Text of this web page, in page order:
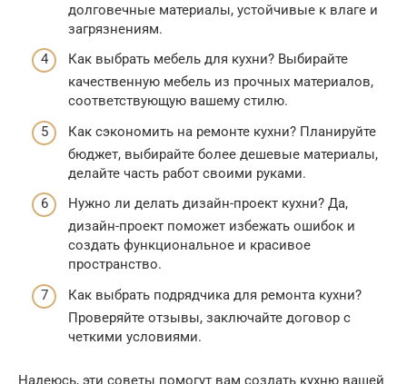
долговечные материалы, устойчивые к влаге и
загрязнениям.
Как выбрать мебель для кухни? Выбирайте
качественную мебель из прочных материалов,
соответствующую вашему стилю.
Как сэкономить на ремонте кухни? Планируйте
бюджет, выбирайте более дешевые материалы,
делайте часть работ своими руками.
Нужно ли делать дизайн-проект кухни? Да,
дизайн-проект поможет избежать ошибок и
создать функциональное и красивое
пространство.
Как выбрать подрядчика для ремонта кухни?
Проверяйте отзывы, заключайте договор с
четкими условиями.
Надеюсь, эти советы помогут вам создать кухню вашей